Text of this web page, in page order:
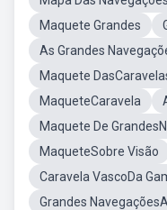
Maquete Grandes
As Grandes
Maquete
MaqueteCaravela
Maquete De
MaqueteSobre Visão
Caravela VascoDa
Grandes